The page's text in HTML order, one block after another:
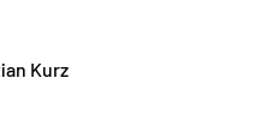
Kurz